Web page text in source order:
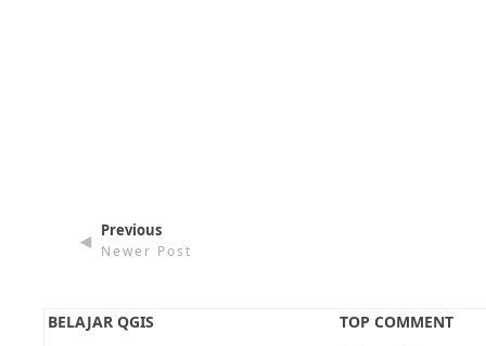
◄ Previous
Newer Post
BELAJAR QGIS
TOP COMMENT